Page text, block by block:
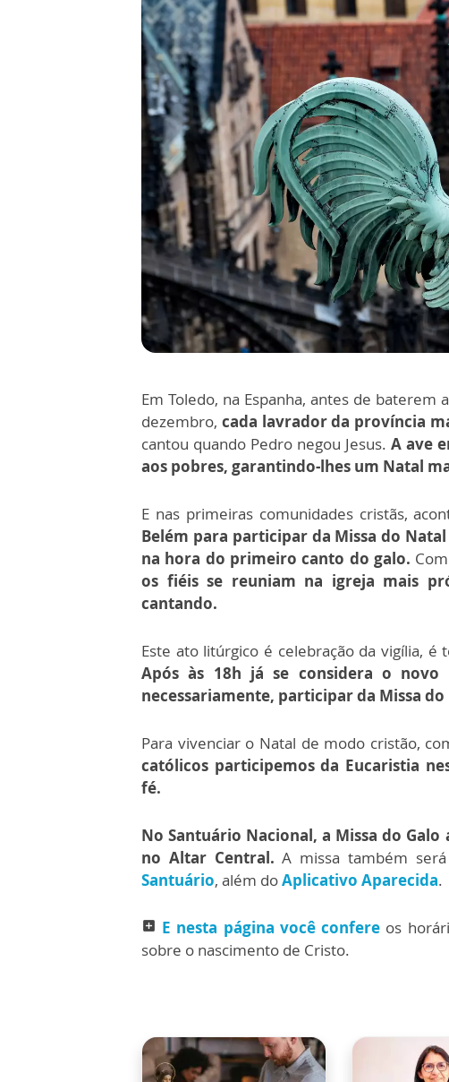
Em Toledo, na Espanha, antes de
dezembro, cada lavrador da província
cantou quando Pedro negou Jesus. A ave
aos pobres, garantindo-lhes um Natal
E nas primeiras comunidades cristãs,
Belém para participar da Missa do
na hora do primeiro canto do galo.
os fiéis se reuniam na igreja mais
cantando.
Este ato litúrgico é celebração da vigília,
Após às 18h já se considera o
necessariamente, participar da Missa do
Para vivenciar o Natal de modo cristão,
católicos participemos da Eucaristia
fé.
No Santuário Nacional, a Missa do
no Altar Central.A missa também
Santuário, além doAplicativo Aparecida.
add_box E nesta página você confere os
sobre o nascimento de Cristo.